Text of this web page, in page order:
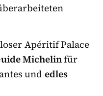
Apéritif Palace
Michelinfür
undedles